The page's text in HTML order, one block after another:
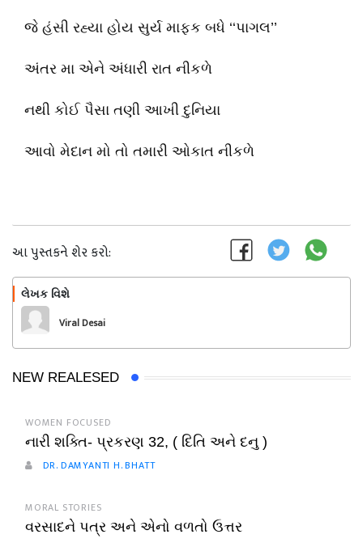
જે હંસી રહ્યા હોય સુર્ય માફક બધે ‘‘પાગલ’’
અંતર મા એને અંધારી રાત નીકળે
નથી કોઈ પૈસા તણી આખી દુનિયા
આવો મેદાન મો તો તમારી ઓકાત નીકળે
આ પુસ્તકને શેર કરો:
લેખક વિશે
Viral Desai
NEW REALESED
WOMEN FOCUSED
નારી શક્તિ- પ્રકરણ 32, ( દિતિ અને દનુ )
DR. DAMYANTI H. BHATT
MORAL STORIES
વરસાદને પત્ર અને એનો વળતો ઉત્તર